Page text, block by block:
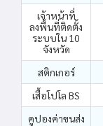
เจ้าหน้าที่
ลงพื้นที่ติดตั้ง
ระบบใน 10
จังหวัด
สติกเกอร์
เสื้อโปโล BS
คูปองค่าขนส่ง